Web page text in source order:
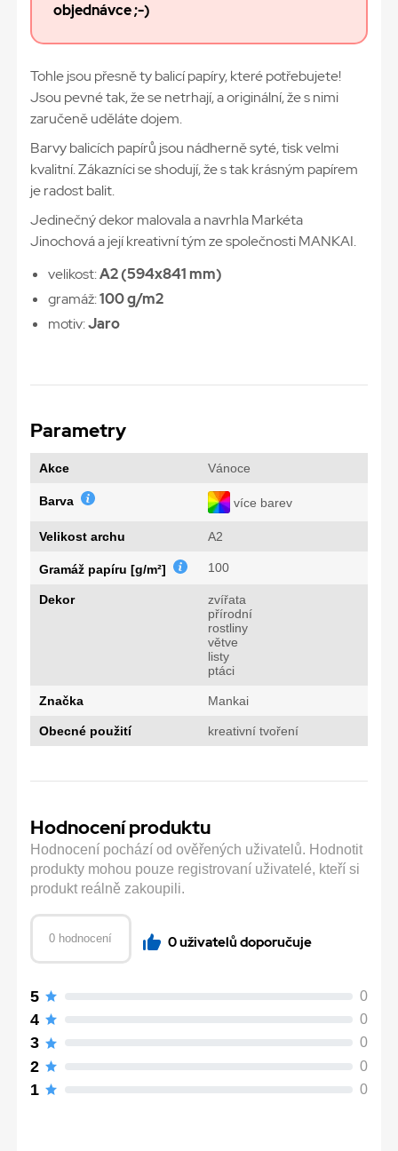
objednávce ;-)
Tohle jsou přesně ty balicí papíry, které potřebujete!
Jsou pevné tak, že se netrhají, a originální, že s nimi
zaručeně uděláte dojem.
Barvy balicích papírů jsou nádherně syté, tisk velmi
kvalitní. Zákazníci se shodují, že s tak krásným papírem
je radost balit.
Jedinečný dekor malovala a navrhla Markéta
Jinochová a její kreativní tým ze společnosti MANKAI.
velikost:A2 (594x841 mm)
gramáž:100 g/m2
motiv:Jaro
Parametry
Akce Vánoce
Barva více barev
Velikost archu A2
Gramáž papíru [g/m²] 100
Dekor
zvířata
přírodní
rostliny
větve
listy
ptáci
Značka Mankai
Obecné použití kreativní tvoření
Hodnocení produktu
Hodnocení pochází od ověřených uživatelů. Hodnotit
produkty mohou pouze registrovaní uživatelé, kteří si
produkt reálně zakoupili.
0 hodnocení 0 uživatelů doporučuje
5 0
4 0
3 0
2 0
1 0